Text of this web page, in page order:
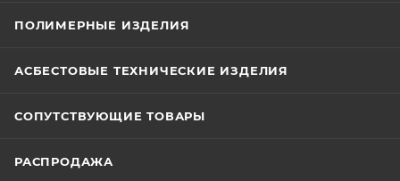
ПОЛИМЕРНЫЕ ИЗДЕЛИЯ
АСБЕСТОВЫЕ ТЕХНИЧЕСКИЕ ИЗДЕЛИЯ
СОПУТСТВУЮЩИЕ ТОВАРЫ
РАСПРОДАЖА